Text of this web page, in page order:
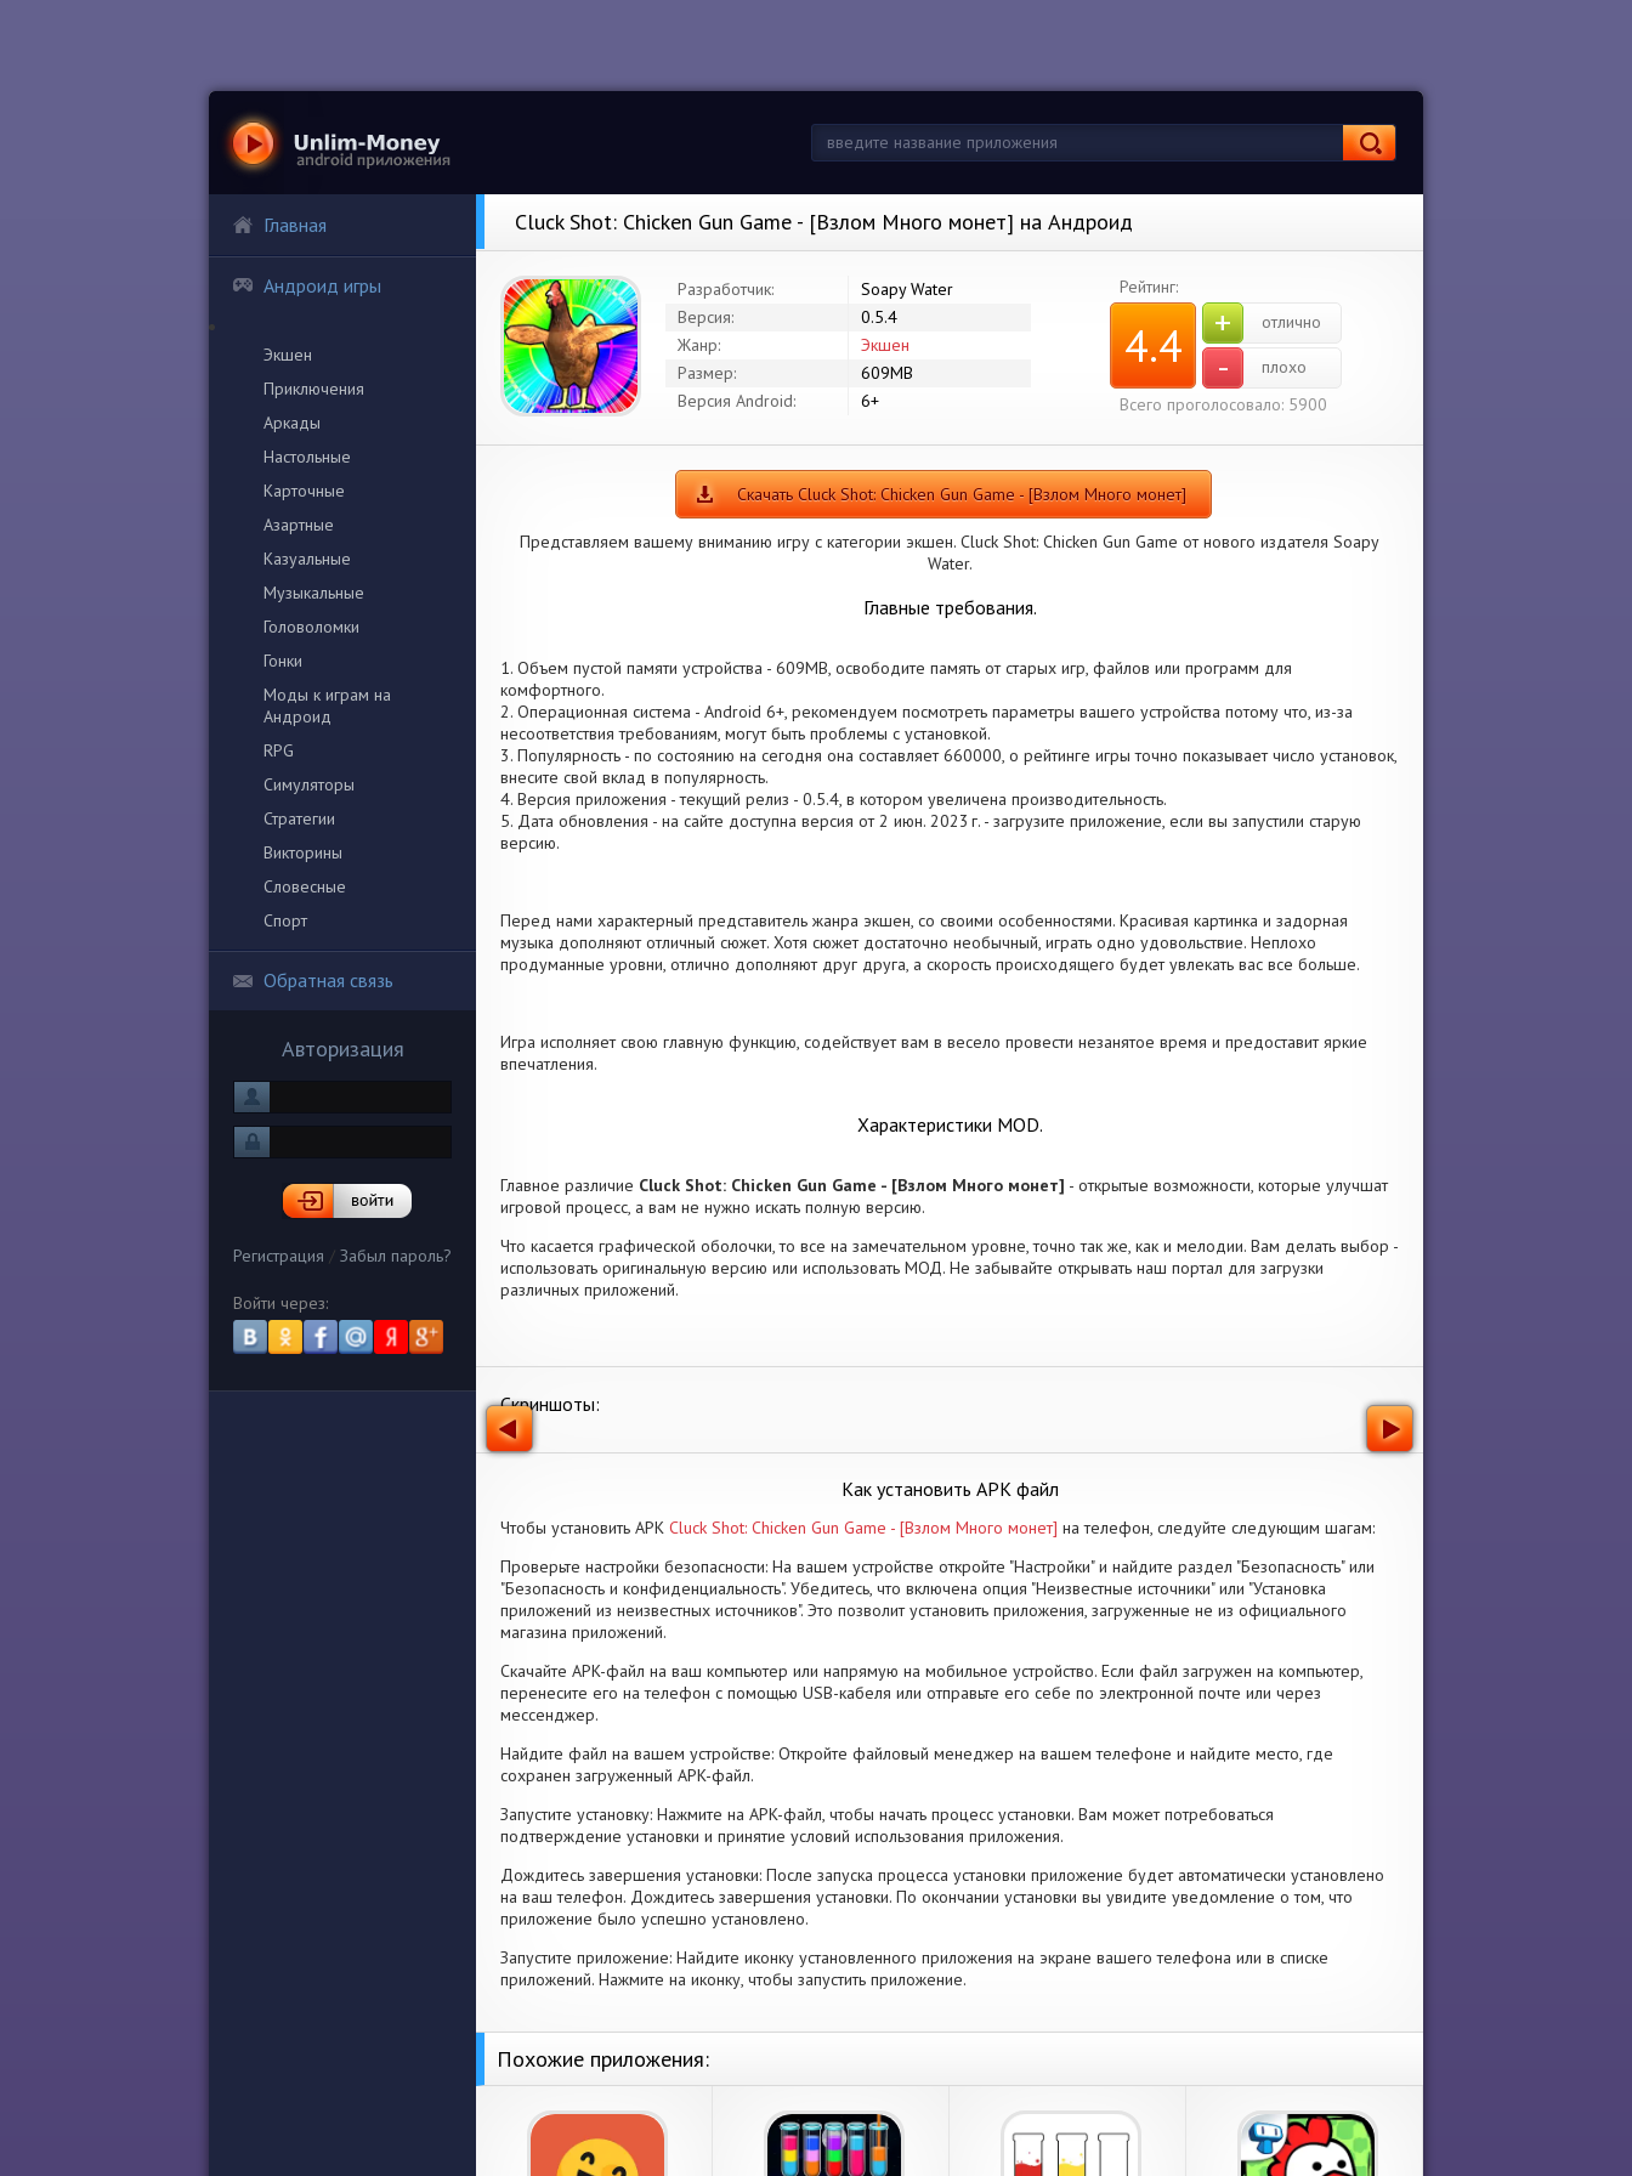
Главная
Андроид игры
Экшен
Приключения
Аркады
Настольные
Карточные
Азартные
Казуальные
Музыкальные
Головоломки
Гонки
Моды к играм на
Андроид
RPG
Симуляторы
Стратегии
Викторины
Словесные
Спорт
Обратная связь
Авторизация
Регистрация / Забыл пароль?
Войти через:
Cluck Shot: Chicken Gun Game - [Взлом Много монет] на Андроид
Разработчик:
Soapy Water
Версия:
0.5.4
Жанр:
Экшен
Размер:
609MB
Версия Android:
6+
Рейтинг:
4.4 + отлично
-
плохо
Всего проголосовало: 5900
Скачать Cluck Shot: Chicken Gun Game - [Взлом Много монет]
Представляем вашему вниманию игру с категории экшен. Cluck Shot: Chicken Gun Game от нового издателя Soapy
Water.
Главные требования.
1. Объем пустой памяти устройства - 609MB, освободите память от старых игр, файлов или программ для
комфортного.
2. Операционная система - Android 6+, рекомендуем посмотреть параметры вашего устройства потому что, из-за
несоответствия требованиям, могут быть проблемы с установкой.
3. Популярность - по состоянию на сегодня она составляет 660000, о рейтинге игры точно показывает число установок,
внесите свой вклад в популярность.
4. Версия приложения - текущий релиз - 0.5.4, в котором увеличена производительность.
5. Дата обновления - на сайте доступна версия от 2 июн. 2023 г. - загрузите приложение, если вы запустили старую
версию.
Перед нами характерный представитель жанра экшен, со своими особенностями. Красивая картинка и задорная
музыка дополняют отличный сюжет. Хотя сюжет достаточно необычный, играть одно удовольствие. Неплохо
продуманные уровни, отлично дополняют друг друга, а скорость происходящего будет увлекать вас все больше.
Игра исполняет свою главную функцию, содействует вам в весело провести незанятое время и предоставит яркие
впечатления.
Характеристики MOD.
Главное различие Cluck Shot: Chicken Gun Game - [Взлом Много монет] - открытые возможности, которые улучшат
игровой процесс, а вам не нужно искать полную версию.
Что касается графической оболочки, то все на замечательном уровне, точно так же, как и мелодии. Вам делать выбор -
использовать оригинальную версию или использовать МОД. Не забывайте открывать наш портал для загрузки
различных приложений.
Скриншоты:
Как установить APK файл
Чтобы установить APK Cluck Shot: Chicken Gun Game - [Взлом Много монет] на телефон, следуйте следующим шагам:
Проверьте настройки безопасности: На вашем устройстве откройте "Настройки" и найдите раздел "Безопасность" или
"Безопасность и конфиденциальность". Убедитесь, что включена опция "Неизвестные источники" или "Установка
приложений из неизвестных источников". Это позволит установить приложения, загруженные не из официального
магазина приложений.
Скачайте APK-файл на ваш компьютер или напрямую на мобильное устройство. Если файл загружен на компьютер,
перенесите его на телефон с помощью USB-кабеля или отправьте его себе по электронной почте или через
мессенджер.
Найдите файл на вашем устройстве: Откройте файловый менеджер на вашем телефоне и найдите место, где
сохранен загруженный APK-файл.
Запустите установку: Нажмите на APK-файл, чтобы начать процесс установки. Вам может потребоваться
подтверждение установки и принятие условий использования приложения.
Дождитесь завершения установки: После запуска процесса установки приложение будет автоматически установлено
на ваш телефон. Дождитесь завершения установки. По окончании установки вы увидите уведомление о том, что
приложение было успешно установлено.
Запустите приложение: Найдите иконку установленного приложения на экране вашего телефона или в списке
приложений. Нажмите на иконку, чтобы запустить приложение.
Похожие приложения: